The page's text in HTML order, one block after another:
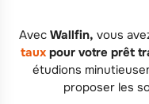
Avec Wallfin, vous
taux pour votre prêt
étudions
proposer les